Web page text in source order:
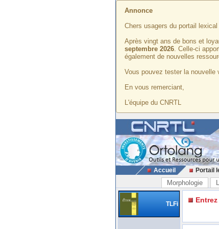
Annonce
Chers usagers du portail lexical
Après vingt ans de bons et
septembre 2026. Celle-ci
également de nouvelles
Vous pouvez tester la nouvelle
En vous remerciant,
L'équipe du CNRTL
Accueil Portail
Morphologie
TLFi